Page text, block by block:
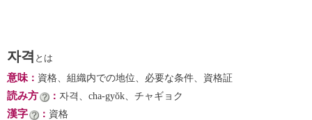
자격 とは
意味： 資格、組織内での地位、必要な条件、資格証
読み方 ： 자격、cha-gyŏk、チャギョク
漢字 ： 資格